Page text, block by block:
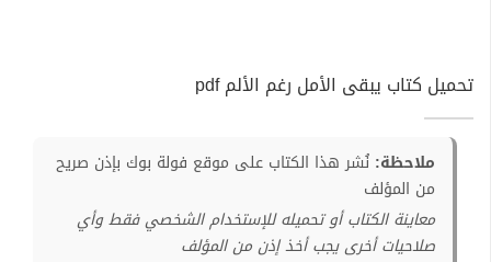
تحميل كتاب يبقى الأمل رغم الألم pdf
ملاحظة: نُشر هذا الكتاب على موقع فولة بوك بإذن صريح
من المؤلف
معاينة الكتاب أو تحميله للإستخدام الشخصي فقط وأي
صلاحيات أخرى يجب أخذ إذن من المؤلف